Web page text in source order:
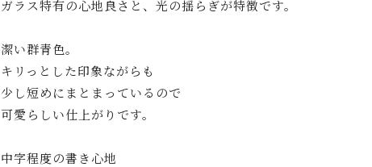
ガラス特有の心地良さと、光の揺らぎが特徴です。
潔い群青色。
キリっとした印象ながらも
少し短めにまとまっているので
可愛らしい仕上がりです。
中字程度の書き心地